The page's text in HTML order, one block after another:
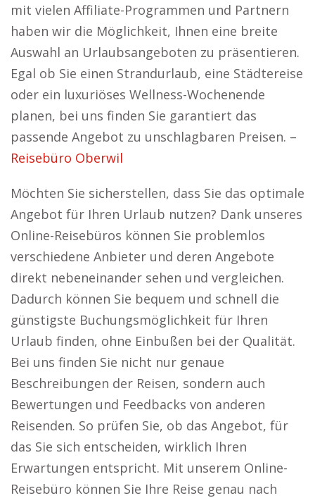
mit vielen Affiliate-Programmen und Partnern
haben wir die Möglichkeit, Ihnen eine breite
Auswahl an Urlaubsangeboten zu präsentieren.
Egal ob Sie einen Strandurlaub, eine Städtereise
oder ein luxuriöses Wellness-Wochenende
planen, bei uns finden Sie garantiert das
passende Angebot zu unschlagbaren Preisen. –
Reisebüro Oberwil
Möchten Sie sicherstellen, dass Sie das optimale
Angebot für Ihren Urlaub nutzen? Dank unseres
Online-Reisebüros können Sie problemlos
verschiedene Anbieter und deren Angebote
direkt nebeneinander sehen und vergleichen.
Dadurch können Sie bequem und schnell die
günstigste Buchungsmöglichkeit für Ihren
Urlaub finden, ohne Einbußen bei der Qualität.
Bei uns finden Sie nicht nur genaue
Beschreibungen der Reisen, sondern auch
Bewertungen und Feedbacks von anderen
Reisenden. So prüfen Sie, ob das Angebot, für
das Sie sich entscheiden, wirklich Ihren
Erwartungen entspricht. Mit unserem Online-
Reisebüro können Sie Ihre Reise genau nach